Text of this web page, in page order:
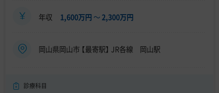
年収 1,600万円 〜2,300万円
岡山県岡山市 【最寄駅】 JR各線 岡山駅
診療科目